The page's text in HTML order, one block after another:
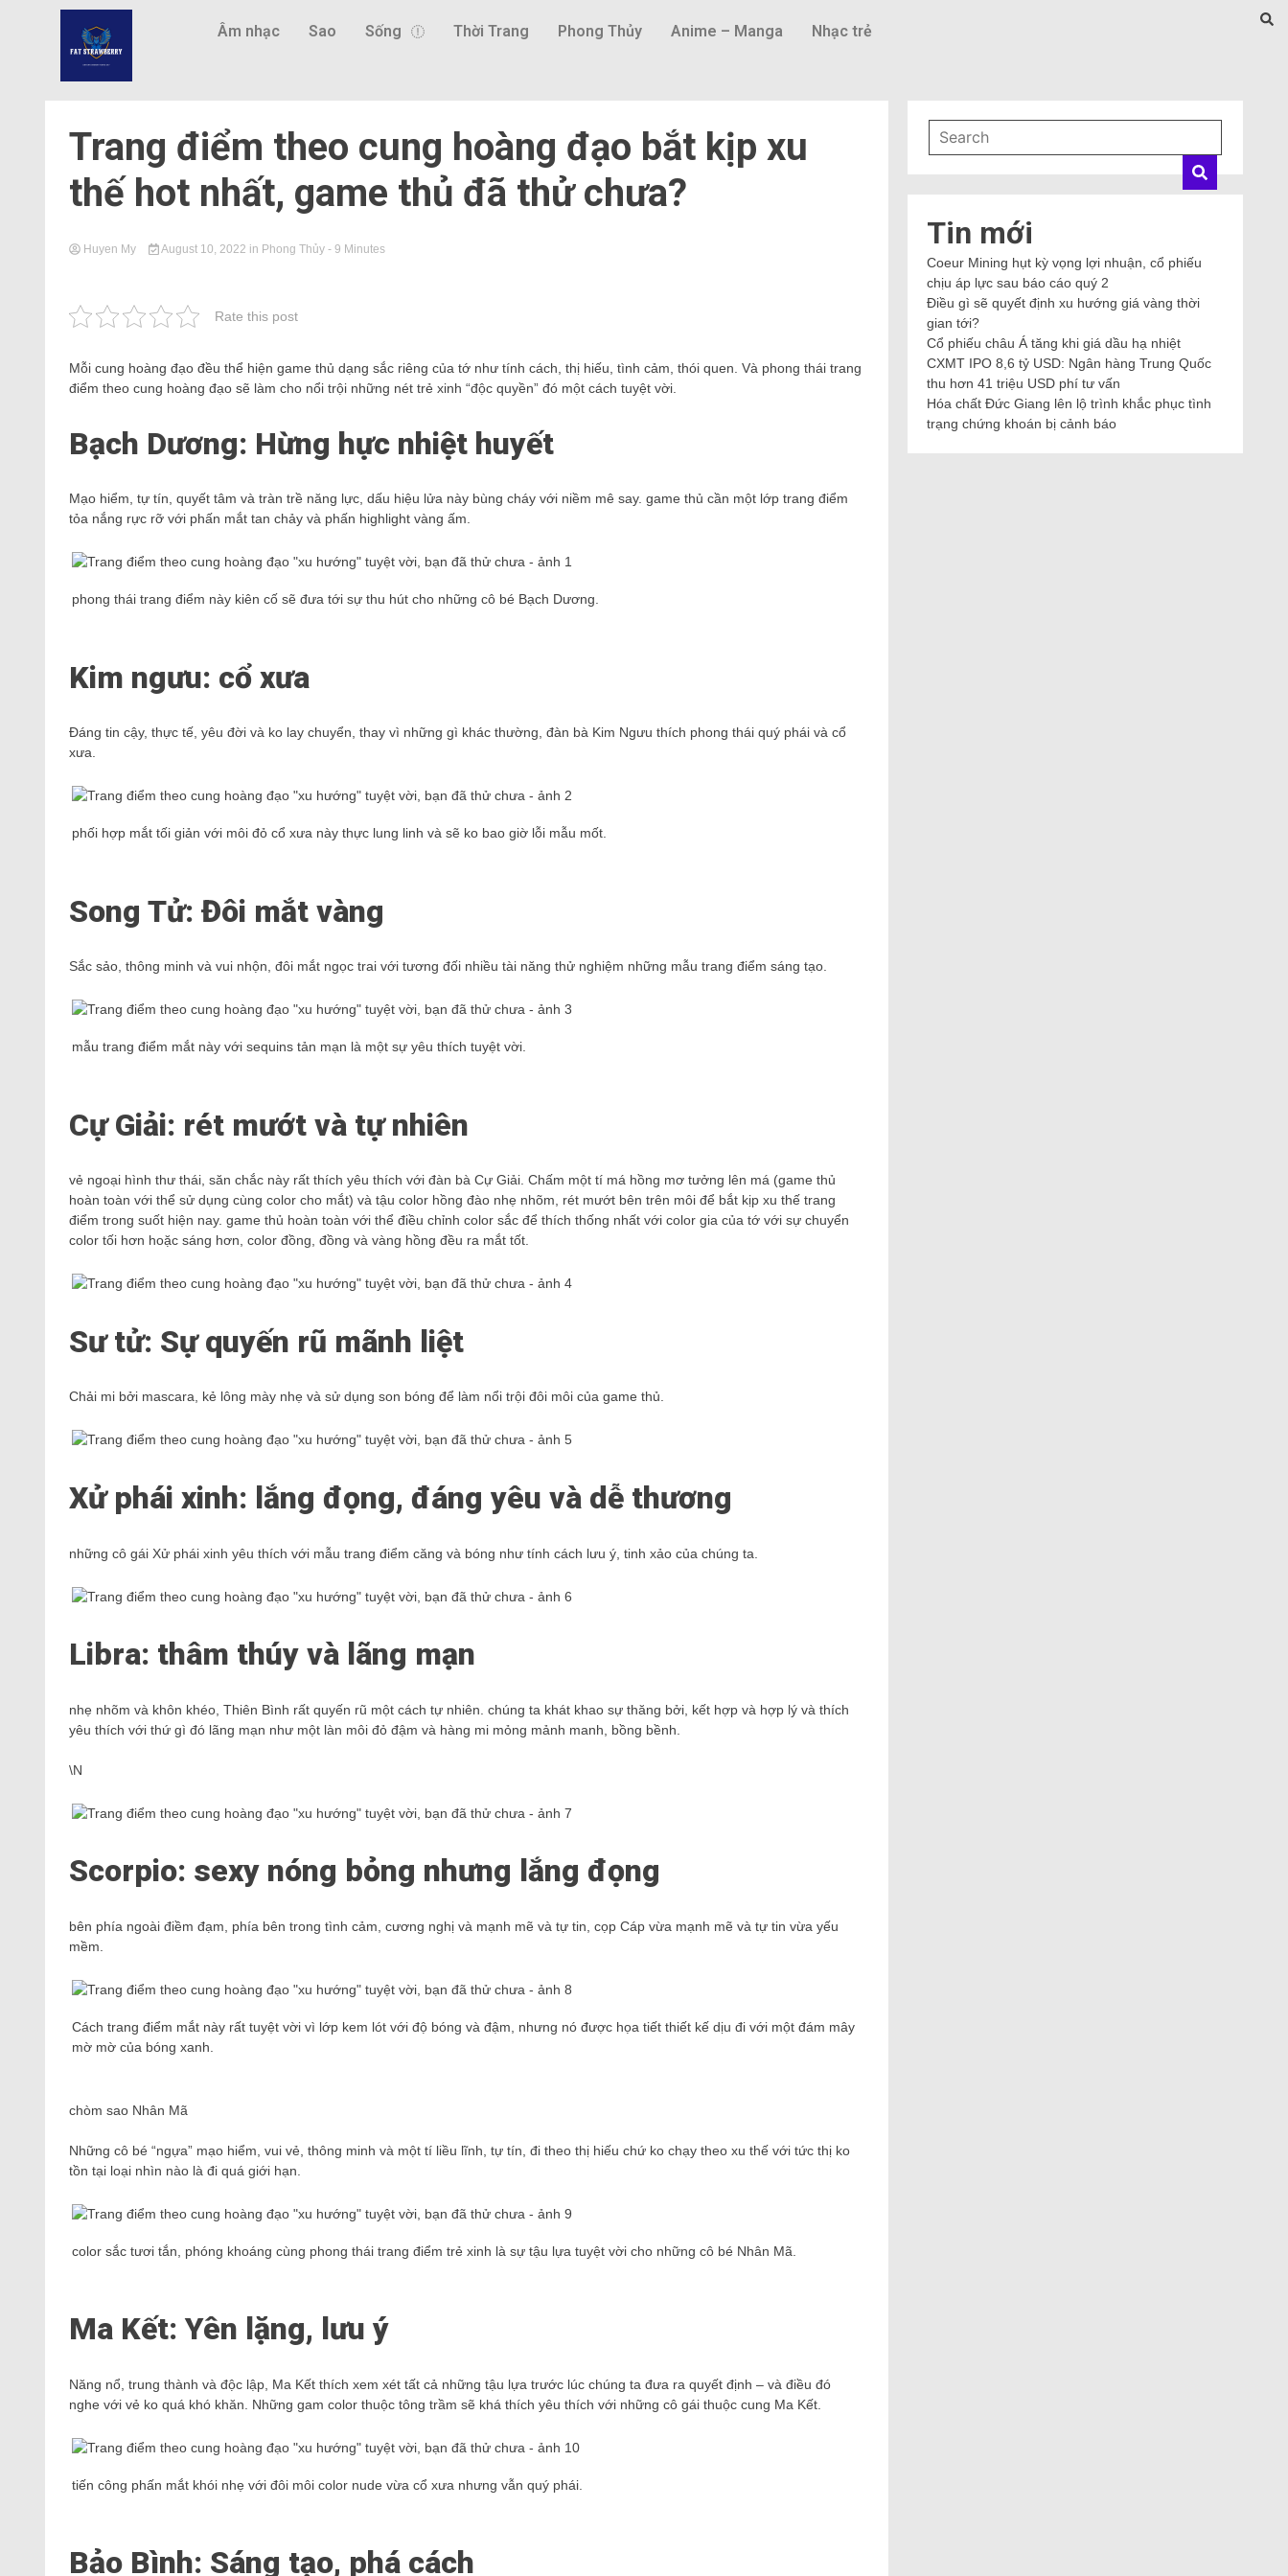
Âm nhạc Sao Sống Thời Trang Phong Thủy Anime – Manga Nhạc trẻ
Trang điểm theo cung hoàng đạo bắt kịp xu
thế hot nhất, game thủ đã thử chưa?
Huyen My August 10, 2022 in Phong Thủy - 9 Minutes
Rate this post
Mỗi cung hoàng đạo đều thể hiện game thủ dạng sắc riêng của tớ như tính cách, thị hiếu, tình cảm, thói quen. Và phong thái trang
điểm theo cung hoàng đạo sẽ làm cho nổi trội những nét trẻ xinh “độc quyền” đó một cách tuyệt vời.
Bạch Dương: Hừng hực nhiệt huyết
Mạo hiểm, tự tín, quyết tâm và tràn trề năng lực, dấu hiệu lửa này bùng cháy với niềm mê say. game thủ cần một lớp trang điểm
tỏa nắng rực rỡ với phấn mắt tan chảy và phấn highlight vàng ấm.
phong thái trang điểm này kiên cố sẽ đưa tới sự thu hút cho những cô bé Bạch Dương.
Kim ngưu: cổ xưa
Đáng tin cậy, thực tế, yêu đời và ko lay chuyển, thay vì những gì khác thường, đàn bà Kim Ngưu thích phong thái quý phái và cổ
xưa.
phối hợp mắt tối giản với môi đỏ cổ xưa này thực lung linh và sẽ ko bao giờ lỗi mẫu mốt.
Song Tử: Đôi mắt vàng
Sắc sảo, thông minh và vui nhộn, đôi mắt ngọc trai với tương đối nhiều tài năng thử nghiệm những mẫu trang điểm sáng tạo.
mẫu trang điểm mắt này với sequins tản mạn là một sự yêu thích tuyệt vời.
Cự Giải: rét mướt và tự nhiên
vẻ ngoại hình thư thái, săn chắc này rất thích yêu thích với đàn bà Cự Giải. Chấm một tí má hồng mơ tưởng lên má (game thủ
hoàn toàn với thể sử dụng cùng color cho mắt) và tậu color hồng đào nhẹ nhõm, rét mướt bên trên môi để bắt kịp xu thế trang
điểm trong suốt hiện nay. game thủ hoàn toàn với thể điều chỉnh color sắc để thích thống nhất với color gia của tớ với sự chuyển
color tối hơn hoặc sáng hơn, color đồng, đồng và vàng hồng đều ra mắt tốt.
Sư tử: Sự quyến rũ mãnh liệt
Chải mi bởi mascara, kẻ lông mày nhẹ và sử dụng son bóng để làm nổi trội đôi môi của game thủ.
Xử phái xinh: lắng đọng, đáng yêu và dễ thương
những cô gái Xử phái xinh yêu thích với mẫu trang điểm căng và bóng như tính cách lưu ý, tinh xảo của chúng ta.
Libra: thâm thúy và lãng mạn
nhẹ nhõm và khôn khéo, Thiên Bình rất quyến rũ một cách tự nhiên. chúng ta khát khao sự thăng bởi, kết hợp và hợp lý và thích
yêu thích với thứ gì đó lãng mạn như một làn môi đỏ đậm và hàng mi mỏng mảnh manh, bồng bềnh.
\N
Scorpio: sexy nóng bỏng nhưng lắng đọng
bên phía ngoài điềm đạm, phía bên trong tình cảm, cương nghị và mạnh mẽ và tự tin, cọp Cáp vừa mạnh mẽ và tự tin vừa yếu
mềm.
Cách trang điểm mắt này rất tuyệt vời vì lớp kem lót với độ bóng và đậm, nhưng nó được họa tiết thiết kế dịu đi với một đám mây
mờ mờ của bóng xanh.
chòm sao Nhân Mã
Những cô bé “ngựa” mạo hiểm, vui vẻ, thông minh và một tí liều lĩnh, tự tín, đi theo thị hiếu chứ ko chạy theo xu thế với tức thị ko
tồn tại loại nhìn nào là đi quá giới hạn.
color sắc tươi tắn, phóng khoáng cùng phong thái trang điểm trẻ xinh là sự tậu lựa tuyệt vời cho những cô bé Nhân Mã.
Ma Kết: Yên lặng, lưu ý
Năng nổ, trung thành và độc lập, Ma Kết thích xem xét tất cả những tậu lựa trước lúc chúng ta đưa ra quyết định – và điều đó
nghe với vẻ ko quá khó khăn. Những gam color thuộc tông trầm sẽ khá thích yêu thích với những cô gái thuộc cung Ma Kết.
tiến công phấn mắt khói nhẹ với đôi môi color nude vừa cổ xưa nhưng vẫn quý phái.
Bảo Bình: Sáng tạo, phá cách
Tin mới
Coeur Mining hụt kỳ vọng lợi nhuận, cổ phiếu
chịu áp lực sau báo cáo quý 2
Điều gì sẽ quyết định xu hướng giá vàng thời
gian tới?
Cổ phiếu châu Á tăng khi giá dầu hạ nhiệt
CXMT IPO 8,6 tỷ USD: Ngân hàng Trung Quốc
thu hơn 41 triệu USD phí tư vấn
Hóa chất Đức Giang lên lộ trình khắc phục tình
trạng chứng khoán bị cảnh báo